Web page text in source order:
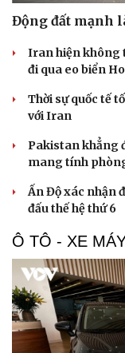
Động đất mạnh
Iran hiện không
đi qua eo biển
Thời sự quốc tế
với Iran
Pakistan khẳng
mang tính
Ấn Độ xác nhận
đấu thế hệ thứ 6
Ô TÔ - XE